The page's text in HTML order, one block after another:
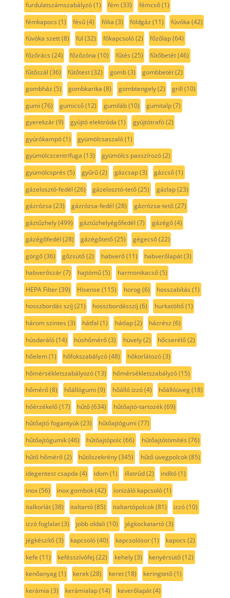
furdulatszámszabályzó(1) fém(33) fémcső(1)
fémkapocs (1) fésű(4) fólia (3) földgáz (11) fúvóka (42)
fúvóka szett(8) fül (32) főkapcsoló(2) főzőlap(64)
főzőrács (24) főzőzóna (10) fűtés (25) fűtőbetét(46)
fűtőszál (36) fűtőtest(32) gomb(3) gombbetét(2)
gombház (5) gombkarika (8) gombtengely(2) grill (10)
gumi (76) gumicső(12) gumiláb(10) gumitalp(7)
gyerekzár(9) gyújtó elektróda (1) gyújtótrafó(2)
gyúrókampó(1) gyümölcsaszaló(1)
gyümölcscentrifuga (13) gyümölcs passzírozó(2)
gyümölcsprés (5) gyűrű(2) gázcsap(3) gázcső(1)
gázelosztó-fedél (26) gázelosztó-tető(25) gázlap(23)
gázrózsa (23) gázrózsa-fedél (28) gázrózsa-tető(27)
gáztűzhely(499) gáztűzhelyégőfedél (7) gázégő(4)
gázégőfedél (28) gázégőtető(25) gégecső(22)
görgő(36) gőzsütő(2) habverő(11) habverőlapát(3)
habverőszár(7) hajtómű(5) harmonikacső(5)
HEPA Filter(39) Hisense (115) horog(6) hosszabítás (1)
hosszbordás szíj (21) hosszbordásszíj (6) hurkatöltő(1)
három szintes (3) hátfal (1) hátlap(2) házrész (6)
húsdaráló(14) húshőmérő(3) hüvely(2) hőcserélő(2)
hőelem(1) hőfokszabályzó(48) hőkorlátozó(3)
hőmérsékletszabályozó(13) hőmérsékletszabályzó(15)
hőmérő(8) hőállógumi (9) hőálló izzó(4) hőállóüveg(18)
hőérzékelő(17) hűtő(634) hűtőajtó-tartozék(69)
hűtőajtó fogantyúk(23) hűtőajtógumi (77)
hűtőajtógumik(46) hűtőajtópolc(66) hűtőajtótömítés (76)
hűtő hőmérő(2) hűtőszekrény(345) hűtő üvegpolcok(85)
idegentest csapda (4) idom(1) illatrúd(2) indító(1)
inox(56) inox gombok(42) ionizáló kapcsoló(1)
italkorlát(38) italtartó(85) italtartópolcok(81) izzó(10)
izzó foglalat(3) jobb oldali (10) jégkockatartó(3)
jégkészítő(3) kapcsoló(40) kapcsolósor(1) kapocs (2)
kefe (11) kefésszívófej (22) kehely(3) kenyérsütő(12)
kenőanyag(1) kerek(28) keret(18) keringtető(1)
kerámia (3) kerámialap(14) keverőlapát(4)